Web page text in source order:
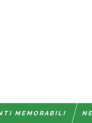
MEMORABILI